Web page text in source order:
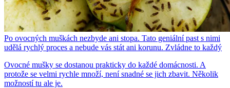
Po ovocných muškách nezbyde ani stopa. Tato geniální past s nimi
udělá rychlý proces a nebude vás stát ani korunu. Zvládne to každý
Ovocné mušky se dostanou prakticky do každé domácnosti. A
protože se velmi rychle množí, není snadné se jich zbavit. Několik
možností tu ale je.